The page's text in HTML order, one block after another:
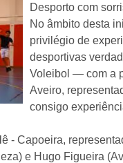
Desporto com
No âmbito desta
privilégio de
desportivas
Voleibol — com a
Aveiro,
consigo
- Capoeira,
e Hugo Figueira